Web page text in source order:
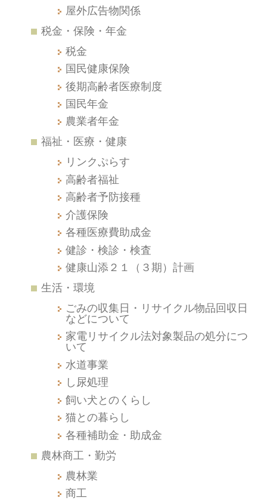
屋外広告物関係
税金・保険・年金
税金
国民健康保険
後期高齢者医療制度
国民年金
農業者年金
福祉・医療・健康
リンクぷらす
高齢者福祉
高齢者予防接種
介護保険
各種医療費助成金
健診・検診・検査
健康山添２１（３期）計画
生活・環境
ごみの収集日・リサイクル物品回収日
などについて
家電リサイクル法対象製品の処分につ
いて
水道事業
し尿処理
飼い犬とのくらし
猫との暮らし
各種補助金・助成金
農林商工・勤労
農林業
商工